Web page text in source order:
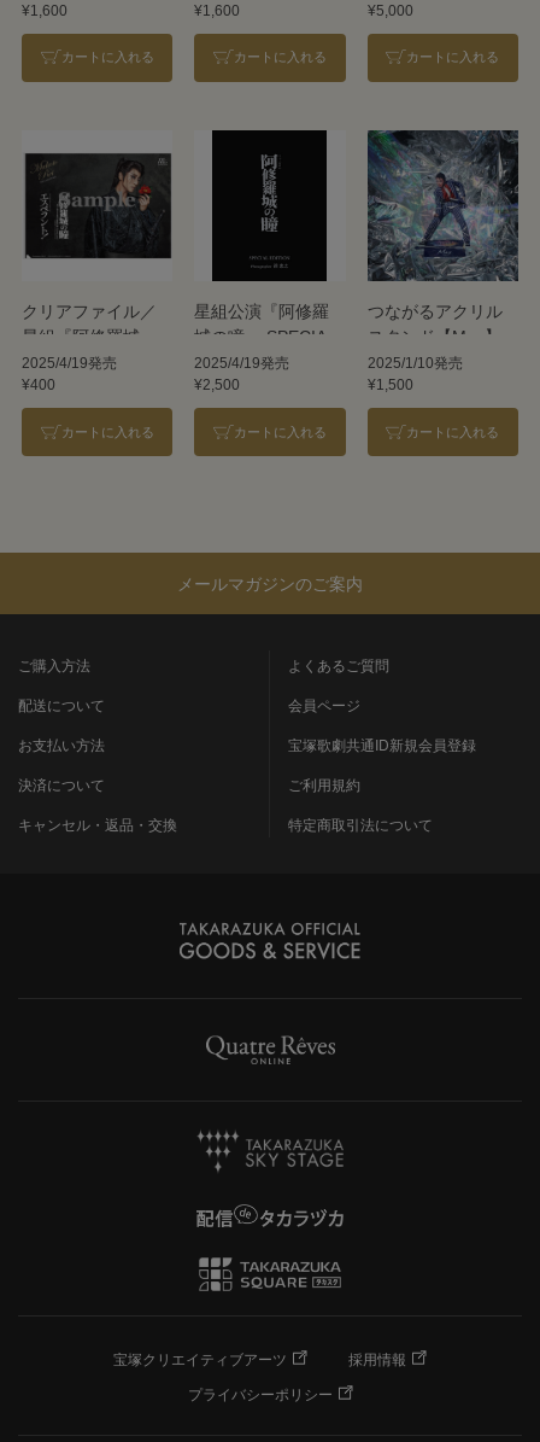
¥1,600
カートに入れる
¥1,600
カートに入れる
「UNLIMITED」
（DVD付）
¥5,000
カートに入れる
クリアファイル／
星組『阿修羅城の
瞳』『エスペラン
ト！』
2025/4/19発売
¥400
カートに入れる
星組公演『阿修羅
城の瞳』 SPECIAL
EDITION
2025/4/19発売
¥2,500
カートに入れる
つながるアクリル
スタンド【May】／
星組『ANTHEM―
アンセム―』
2025/1/10発売
¥1,500
カートに入れる
メールマガジンのご案内
ご購入方法
配送について
お支払い方法
決済について
キャンセル・返品・交換
よくあるご質問
会員ページ
宝塚歌劇共通ID新規会員登録
ご利用規約
特定商取引法について
宝塚クリエイティブアーツ
採用情報
プライバシーポリシー